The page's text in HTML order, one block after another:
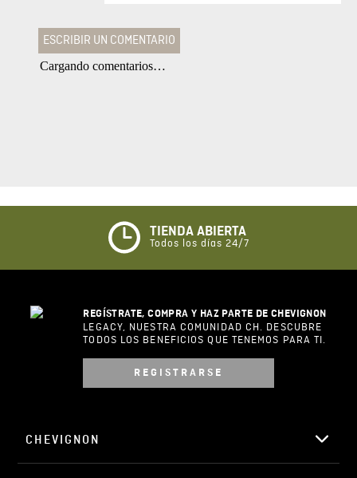
ESCRIBIR UN COMENTARIO
Califique el producto de 1 a 5 estrellas
★☆ ☆
Su nombre
Correo electrónico
Cargando comentarios…
TIENDA ABIERTA
Todos los días 24/7
REGÍSTRATE, COMPRA Y HAZ PARTE DE CHEVIGNON
LEGACY, NUESTRA COMUNIDAD CH. DESCUBRE
TODOS LOS BENEFICIOS QUE TENEMOS PARA TI.
REGISTRARSE
CHEVIGNON